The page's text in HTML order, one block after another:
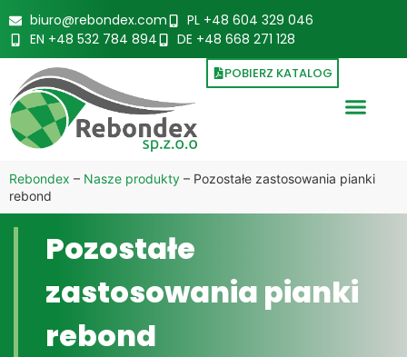
biuro@rebondex.com
PL +48 604 329 046
EN +48 532 784 894
DE +48 668 271 128
POBIERZ KATALOG
Rebondex – Nasze produkty – Pozostałe zastosowania pianki
rebond
Pozostałe
zastosowania pianki
rebond